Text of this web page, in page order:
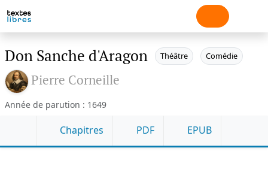
Don Sanche d'Aragon Théâtre Comédie
Pierre Corneille
Année de parution : 1649
Chapitres PDF EPUB